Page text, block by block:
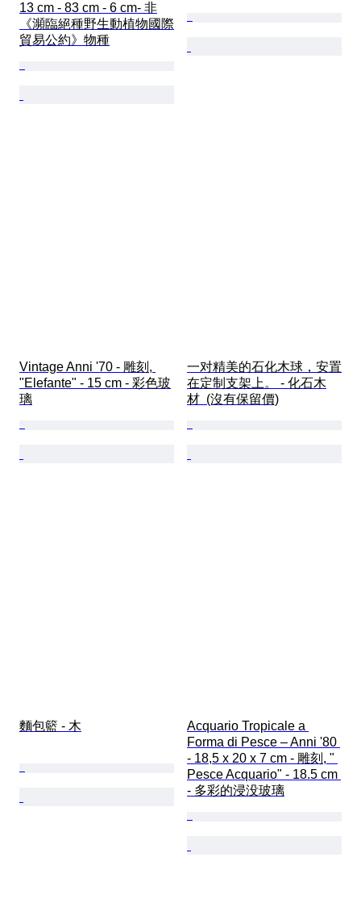
13 cm - 83 cm - 6 cm- 非
《瀕臨絕種野生動植物國際
貿易公約》物種
Vintage Anni '70 - 雕刻,
"Elefante" - 15 cm - 彩色玻
璃
一对精美的石化木球，安置
在定制支架上。 - 化石木
材  (沒有保留價)
麵包籃 - 木
Acquario Tropicale a
Forma di Pesce – Anni '80
- 18,5 x 20 x 7 cm - 雕刻, "
Pesce Acquario" - 18.5 cm
- 多彩的浸没玻璃